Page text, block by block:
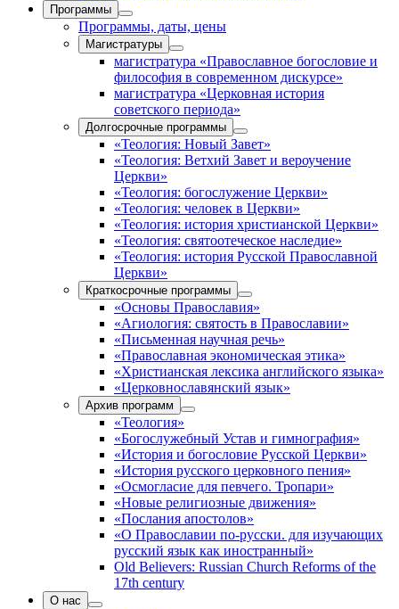
Программы
Программы, даты, цены
Магистратуры
магистратура «Православное богословие и
философия в современном дискурсе»
магистратура «Церковная история
советского периода»
Долгосрочные программы
«Теология: Новый Завет»
«Теология: Ветхий Завет и вероучение
Церкви»
«Теология: богослужение Церкви»
«Теология: человек в Церкви»
«Теология: история христианской Церкви»
«Теология: святоотеческое наследие»
«Теология: история Русской Православной
Церкви»
Краткосрочные программы
«Основы Православия»
«Агиология: святость в Православии»
«Письменная научная речь»
«Православная экономическая этика»
«Христианская лексика английского языка»
«Церковнославянский язык»
Архив программ
«Теология»
«Богослужебный Устав и гимнография»
«История и богословие Русской Церкви»
«История русского церковного пения»
«Осмогласие для певчего. Тропари»
«Новые религиозные движения»
«Послания апостолов»
«О Православии по-русски. для изучающих
русский язык как иностранный»
Old Believers: Russian Church Reforms of the
17th century
О нас